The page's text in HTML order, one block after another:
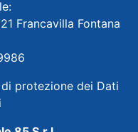
Francavilla Fontana
protezione dei Dati